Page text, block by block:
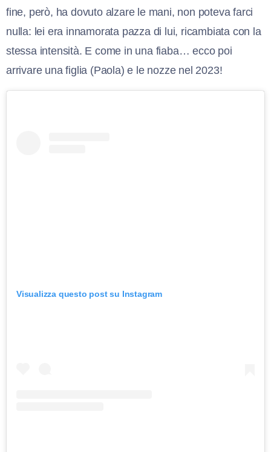
fine, però, ha dovuto alzare le mani, non poteva farci
nulla: lei era innamorata pazza di lui, ricambiata con la
stessa intensità. E come in una fiaba… ecco poi
arrivare una figlia (Paola) e le nozze nel 2023!
Visualizza questo post su Instagram